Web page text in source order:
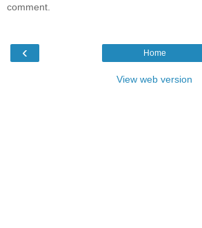
comment.
‹ Home
View web version